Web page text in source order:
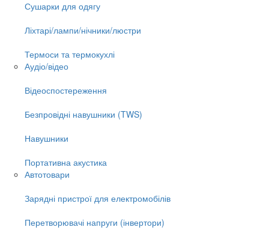
Сушарки для одягу
Ліхтарі/лампи/нічники/люстри
Термоси та термокухлі
Аудіо/відео
Відеоспостереження
Безпровідні навушники (TWS)
Навушники
Портативна акустика
Автотовари
Зарядні пристрої для електромобілів
Перетворювачі напруги (інвертори)